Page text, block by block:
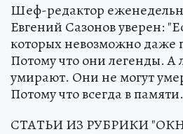
Шеф-редактор
Евгений Сазонов уверен:
которых невозможно даже
Потому что они легенды. А
умирают. Они не могут
Потому что всегда в
СТАТЬИ ИЗ РУБРИКИ